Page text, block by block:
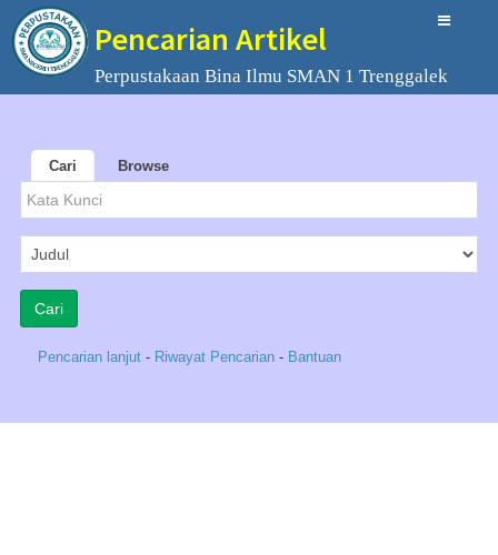
Pencarian Artikel
Perpustakaan Bina Ilmu SMAN 1 Trenggalek
Cari Browse
Pencarian lanjut - Riwayat Pencarian - Bantuan